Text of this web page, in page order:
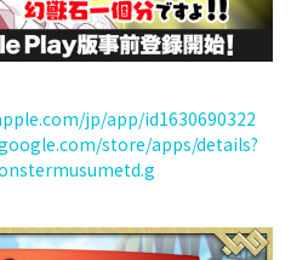
jp/app/id1630690322
store/apps/details?